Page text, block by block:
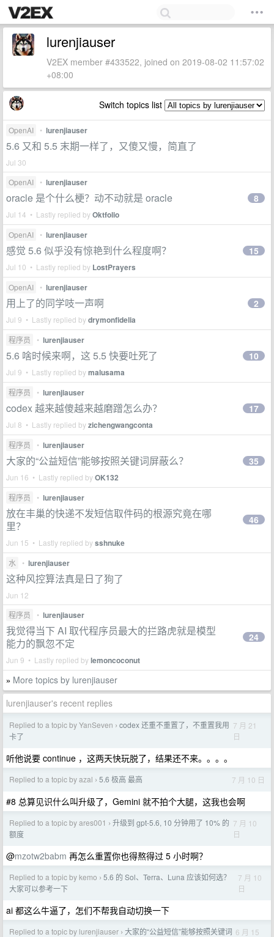
lurenjiauser
V2EX member #433522, joined on 2019-08-02 11:57:02
+08:00
Switch topics list
OpenAI • lurenjiauser
5.6 又和 5.5 末期一样了，又傻又慢，简直了
Jul 30
OpenAI
• lurenjiauser
oracle 是个什么梗？动不动就是 oracle
Jul 14 • Lastly replied byOktfolio
8
OpenAI • lurenjiauser
感觉 5.6 似乎没有惊艳到什么程度啊？
Jul 10 • Lastly replied by LostPrayers
15
OpenAI • lurenjiauser
用上了的同学吱一声啊
Jul 9 • Lastly replied bydrymonfidelia
2
程序员 • lurenjiauser
5.6 啥时候来啊，这 5.5 快要吐死了
Jul 9 • Lastly replied bymalusama
10
程序员 • lurenjiauser
codex 越来越傻越来越磨蹭怎么办？
Jul 8 • Lastly replied byzichengwangconta
17
程序员 • lurenjiauser
大家的“公益短信”能够按照关键词屏蔽么？
Jun 16 • Lastly replied byOK132
35
程序员 • lurenjiauser
放在丰巢的快递不发短信取件码的根源究竟在哪
里？
Jun 15 • Lastly replied bysshnuke
46
水 • lurenjiauser
这种风控算法真是日了狗了
Jun 12
程序员
• lurenjiauser
我觉得当下 AI 取代程序员最大的拦路虎就是模型
能力的飘忽不定
Jun 9 • Lastly replied bylemoncoconut
24
» More topics by lurenjiauser
lurenjiauser's recent replies
Replied to a topic by YanSeven › codex 还重不重置了，不重置我用
卡了
7 月 21
日
听他说要 continue ，这两天快玩脱了，结果还不来。。。。
Replied to a topic by azal › 5.6 极高 最高 7 月 10 日
#8 总算见识什么叫升级了，Gemini 就不拍个大腿，这我也会啊
Replied to a topic by ares001 › 升级到 gpt-5.6, 10 分钟用了 10% 的
额度
7 月 10
日
@mzotw2babm 再怎么重置你也得熬得过 5 小时啊？
Replied to a topic by kemo › 5.6 的 Sol、Terra、Luna 应该如何选？
大家可以参考一下
7 月 10
日
ai 都这么牛逼了，怎们不帮我自动切换一下
Replied to a topic by lurenjiauser › 大家的“公益短信”能够按照关键词 6 月 15